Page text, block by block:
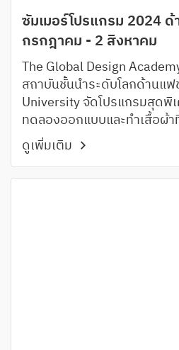
ซัมเมอร์โปรแกรม 2024
กรกฎาคม - 2 สิงหาคม
The Global Design
สถาบันชั้นนำระดับโลกด้านแฟ
University จัดโปรแกรมสุดพิ
ทดลองออกแบบและทำเสื้อผ้า
ดูเพิ่มเติม